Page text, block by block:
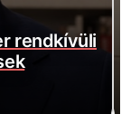
a baj